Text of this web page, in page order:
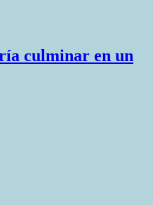
culminar en un